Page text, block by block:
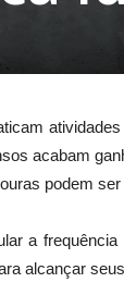
acabam
podem
a
alcançar